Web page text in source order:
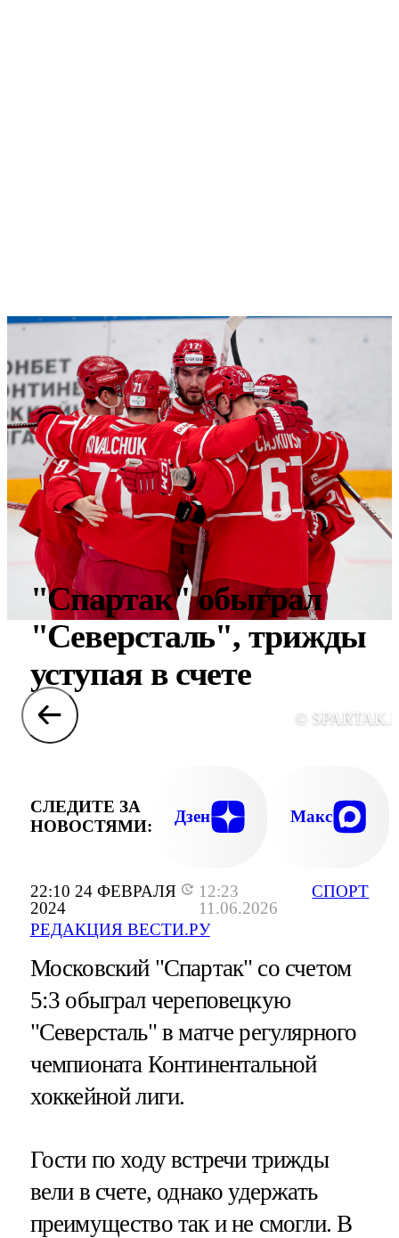
22:10 24 ФЕВРАЛЯ
2024
12:23
11.06.2026
РЕДАКЦИЯ ВЕСТИ.РУ
СПОРТ
"Спартак" обыграл
"Северсталь", трижды
уступая в счете
©
СЛЕДИТЕ ЗА
НОВОСТЯМИ:
Дзен Макс
Московский "Спартак" со счетом
5:3 обыграл череповецкую
"Северсталь" в матче регулярного
чемпионата Континентальной
хоккейной лиги.
Гости по ходу встречи трижды
вели в счете, однако удержать
преимущество так и не смогли. В